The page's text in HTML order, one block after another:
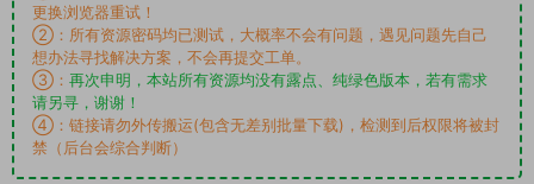
更换浏览器重试！
②：所有资源密码均已测试，大概率不会有问题，遇见问题先自己
想办法寻找解决方案，不会再提交工单。
③： 再次申明，本站所有资源均没有露点、纯绿色版本，若有需求
请另寻，谢谢！
④：链接请勿外传搬运(包含无差别批量下载)，检测到后权限将被封
禁（后台会综合判断）